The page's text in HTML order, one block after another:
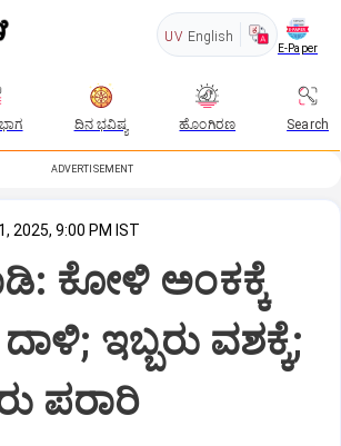
UV English
E-Paper
ದಿನ ಭವಿಷ್ಯ ಹೊಂಗಿರಣ Search
ADVERTISEMENT
2025, 9:00 PM IST
ಕೋಳಿ ಅಂಕಕ್ಕೆ
ಇಬ್ಬರು ವಶಕ್ಕೆ;
ಪರಾರಿ